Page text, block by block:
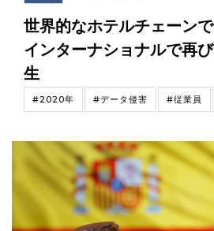
世界的なホテルチェーン
インターナショナルで再
生
#2020年 #データ侵害 #従業員